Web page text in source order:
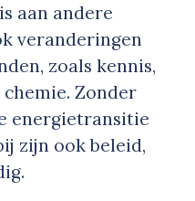
aan andere
veranderingen
zoals kennis,
chemie. Zonder
energietransitie
zijn ook beleid,